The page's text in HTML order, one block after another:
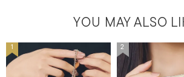
YOU MAY ALSO
1 2